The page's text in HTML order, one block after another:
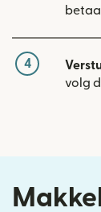
4
volg